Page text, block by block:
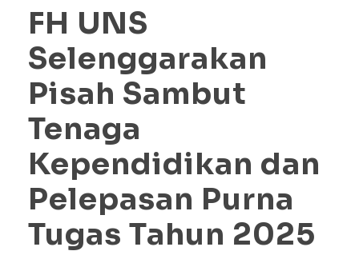
FH UNS
Selenggarakan
Pisah Sambut
Tenaga
Kependidikan dan
Pelepasan Purna
Tugas Tahun 2025